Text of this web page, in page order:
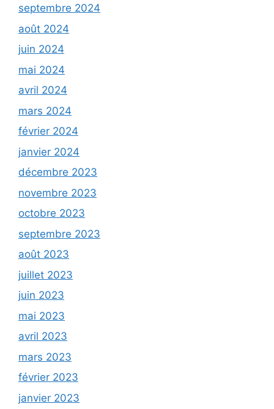
septembre 2024
août 2024
juin 2024
mai 2024
avril 2024
mars 2024
février 2024
janvier 2024
décembre 2023
novembre 2023
octobre 2023
septembre 2023
août 2023
juillet 2023
juin 2023
mai 2023
avril 2023
mars 2023
février 2023
janvier 2023